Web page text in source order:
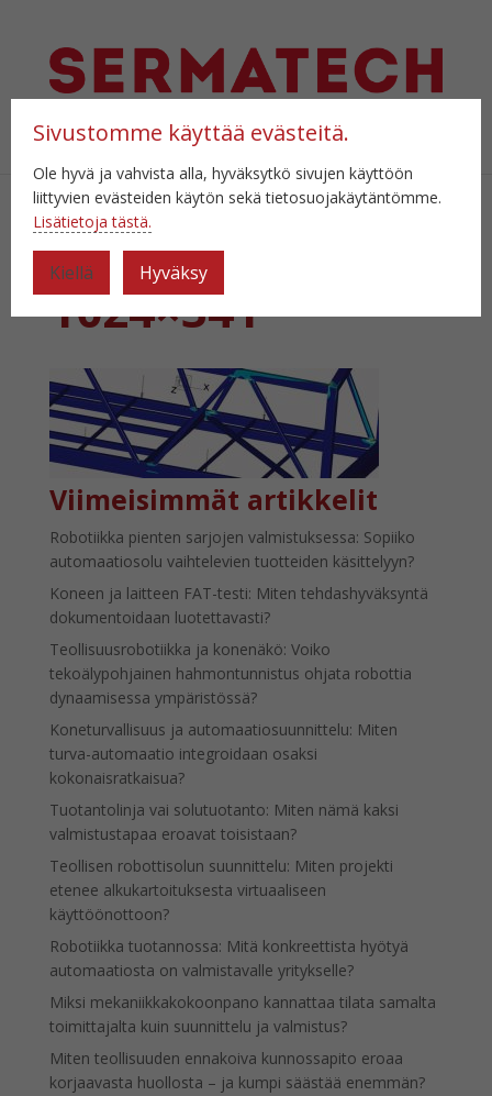
Valitse sivu
Tason-lujuus-
1024×341
Viimeisimmät artikkelit
Robotiikka pienten sarjojen valmistuksessa: Sopiiko
automaatiosolu vaihtelevien tuotteiden käsittelyyn?
Koneen ja laitteen FAT-testi: Miten tehdashyväksyntä
dokumentoidaan luotettavasti?
Teollisuusrobotiikka ja konenäkö: Voiko
tekoälypohjainen hahmontunnistus ohjata robottia
dynaamisessa ympäristössä?
Koneturvallisuus ja automaatiosuunnittelu: Miten
turva-automaatio integroidaan osaksi
kokonaisratkaisua?
Tuotantolinja vai solutuotanto: Miten nämä kaksi
valmistustapaa eroavat toisistaan?
Teollisen robottisolun suunnittelu: Miten projekti
etenee alkukartoituksesta virtuaaliseen
käyttöönottoon?
Robotiikka tuotannossa: Mitä konkreettista hyötyä
automaatiosta on valmistavalle yritykselle?
Miksi mekaniikkakokoonpano kannattaa tilata samalta
toimittajalta kuin suunnittelu ja valmistus?
Miten teollisuuden ennakoiva kunnossapito eroaa
korjaavasta huollosta – ja kumpi säästää enemmän?
Sivustomme käyttää evästeitä.
Ole hyvä ja vahvista alla, hyväksytkö sivujen käyttöön
liittyvien evästeiden käytön sekä tietosuojakäytäntömme.
Lisätietoja tästä.
Kiellä Hyväksy